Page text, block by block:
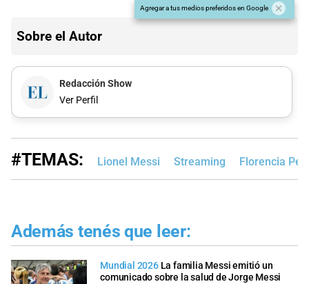
Agregar a tus medios preferidos en Google
Sobre el Autor
Redacción Show
Ver Perfil
#TEMAS: Lionel Messi Streaming Florencia
Además tenés que leer:
Mundial 2026 La familia Messi emitió un
comunicado sobre la salud de Jorge Messi